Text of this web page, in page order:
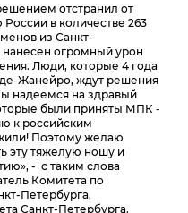
отстранил от
в количестве 263
из Санкт-
нанесен огромный урон
Люди, которые 4 года
Жанейро, ждут решения
надеемся на здравый
были приняты МПК -
к российским
Поэтому желаю
эту тяжелую ношу и
- с таким слова
Комитета по
Петербурга,
Санкт-Петербурга.